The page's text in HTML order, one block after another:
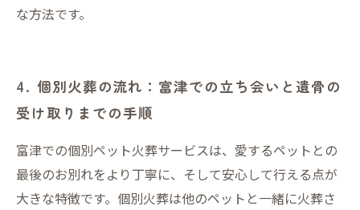
な方法です。
4. 個別火葬の流れ：富津での立ち会いと遺骨の
受け取りまでの手順
富津での個別ペット火葬サービスは、愛するペットとの
最後のお別れをより丁寧に、そして安心して行える点が
大きな特徴です。個別火葬は他のペットと一緒に火葬さ